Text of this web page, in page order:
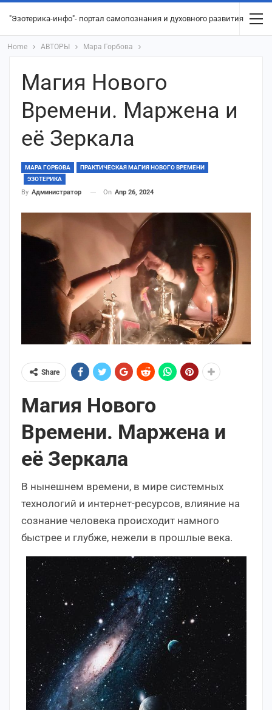
"Эзотерика-инфо"- портал самопознания и духовного развития
Home АВТОРЫ Мара Горбова
Магия Нового
Времени. Маржена и
её Зеркала
МАРА ГОРБОВА
ПРАКТИЧЕСКАЯ МАГИЯ НОВОГО ВРЕМЕНИ
ЭЗОТЕРИКА
By Администратор On Апр 26, 2024
Share
Магия Нового
Времени. Маржена и
её Зеркала
В нынешнем времени, в мире системных
технологий и интернет-ресурсов, влияние на
сознание человека происходит намного
быстрее и глубже, нежели в прошлые века.